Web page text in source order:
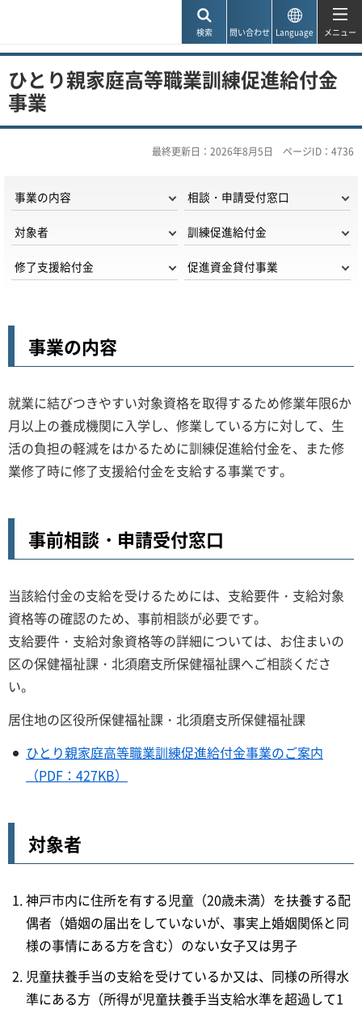
検索 問い合わせ Language メニュー
ひとり親家庭高等職業訓練促進給付金
事業
最終更新日：2026年8月5日 ページID：4736
事業の内容 相談・申請受付窓口
対象者 訓練促進給付金
修了支援給付金 促進資金貸付事業
事業の内容
就業に結びつきやすい対象資格を取得するため修業年限6か
月以上の養成機関に入学し、修業している方に対して、生
活の負担の軽減をはかるために訓練促進給付金を、また修
業修了時に修了支援給付金を支給する事業です。
事前相談・申請受付窓口
当該給付金の支給を受けるためには、支給要件・支給対象
資格等の確認のため、事前相談が必要です。
支給要件・支給対象資格等の詳細については、お住まいの
区の保健福祉課・北須磨支所保健福祉課へご相談くださ
い。
居住地の区役所保健福祉課・北須磨支所保健福祉課
ひとり親家庭高等職業訓練促進給付金事業のご案内
（PDF：427KB）
対象者
神戸市内に住所を有する児童（20歳未満）を扶養する配
偶者（婚姻の届出をしていないが、事実上婚姻関係と同
様の事情にある方を含む）のない女子又は男子
児童扶養手当の支給を受けているか又は、同様の所得水
準にある方（所得が児童扶養手当支給水準を超過して1